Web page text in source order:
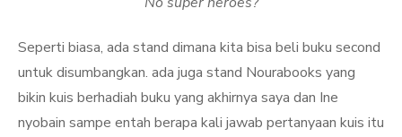
Seperti biasa, ada stand dimana kita bisa beli buku second
untuk disumbangkan. ada juga stand Nourabooks yang
bikin kuis berhadiah buku yang akhirnya saya dan Ine
nyobain sampe entah berapa kali jawab pertanyaan kuis itu